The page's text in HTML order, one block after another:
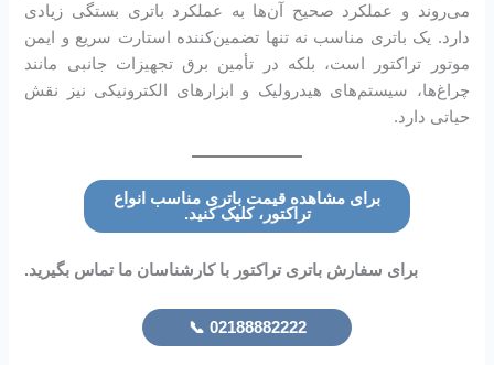
می‌روند و عملکرد صحیح آن‌ها به عملکرد باتری بستگی زیادی
دارد. یک باتری مناسب نه تنها تضمین‌کننده استارت سریع و ایمن
موتور تراکتور است، بلکه در تأمین برق تجهیزات جانبی مانند
چراغ‌ها، سیستم‌های هیدرولیک و ابزارهای الکترونیکی نیز نقش
حیاتی دارد.
برای مشاهده قیمت باتری مناسب انواع
تراکتور، کلیک کنید.
برای سفارش باتری تراکتور با کارشناسان ما تماس بگیرید.
02188882222 📞